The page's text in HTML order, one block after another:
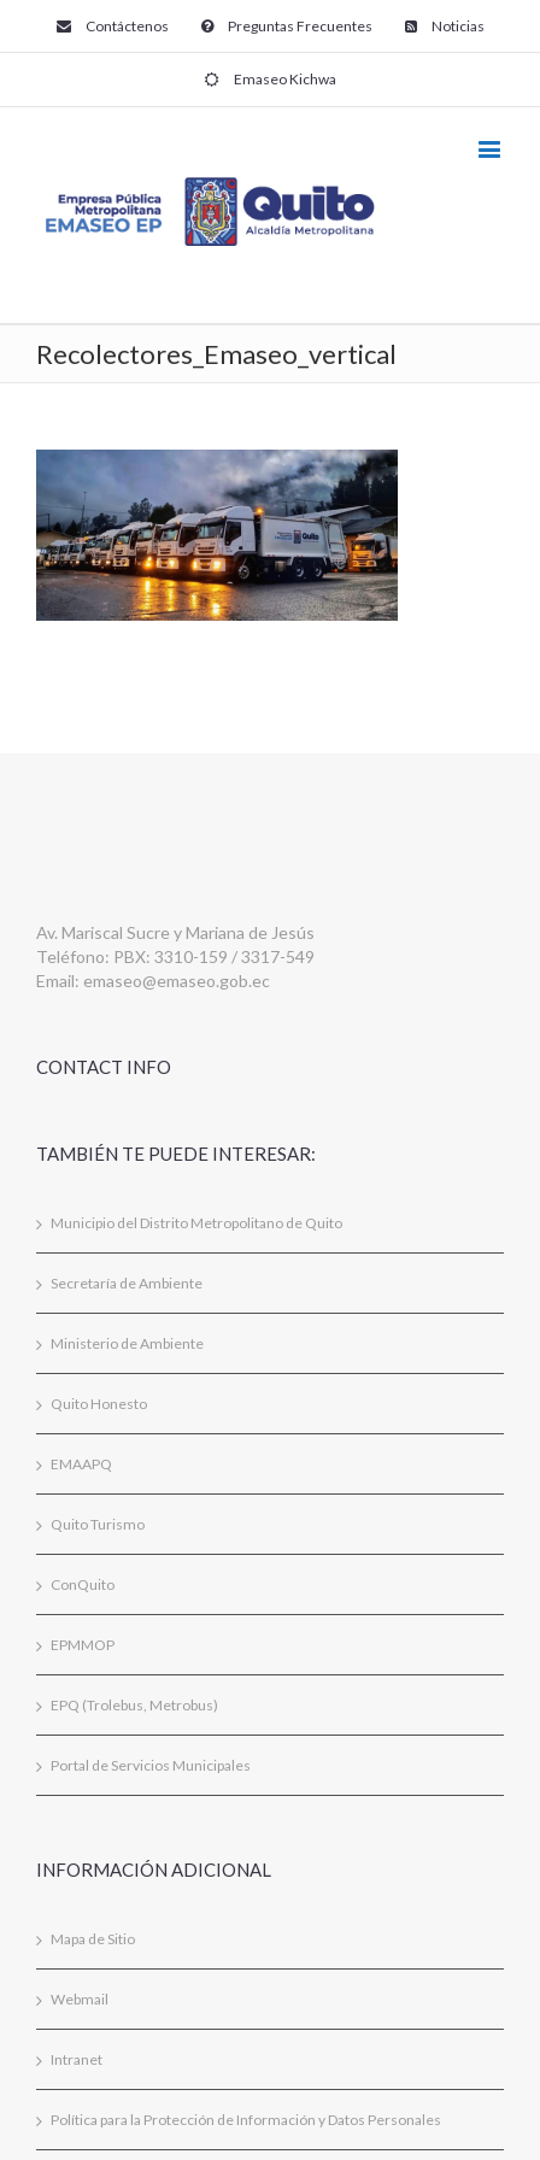
Contáctenos Preguntas Frecuentes Noticias
Emaseo Kichwa
Recolectores_Emaseo_vertical
Av. Mariscal Sucre y Mariana de Jesús
Teléfono: PBX: 3310-159 / 3317-549
Email: emaseo@emaseo.gob.ec
CONTACT INFO
TAMBIÉN TE PUEDE INTERESAR:
Municipio del Distrito Metropolitano de Quito
Secretaría de Ambiente
Ministerio de Ambiente
Quito Honesto
EMAAPQ
Quito Turismo
ConQuito
EPMMOP
EPQ (Trolebus, Metrobus)
Portal de Servicios Municipales
INFORMACIÓN ADICIONAL
Mapa de Sitio
Webmail
Intranet
Política para la Protección de Información y Datos Personales